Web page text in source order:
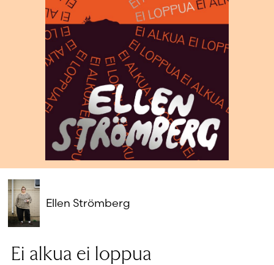
Salasana unohtunut?
Eikö sinulla ole tiliä?
Luo uusi tili
Ellen Strömberg
Ei alkua ei loppua